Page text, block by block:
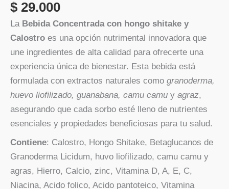
$ 29.000
La Bebida Concentrada con hongo shitake y
Calostro es una opción nutrimental innovadora que
une ingredientes de alta calidad para ofrecerte una
experiencia única de bienestar. Esta bebida está
formulada con extractos naturales como granoderma,
huevo liofilizado, guanabana, camu camu y agraz,
asegurando que cada sorbo esté lleno de nutrientes
esenciales y propiedades beneficiosas para tu salud.
Contiene: Calostro, Hongo Shitake, Betaglucanos de
Granoderma Licidum, huvo liofilizado, camu camu y
agras, Hierro, Calcio, zinc, Vitamina D, A, E, C,
Niacina, Acido folico, Acido pantoteico, Vitamina